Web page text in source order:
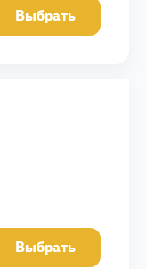
Выбрать
Выбрать